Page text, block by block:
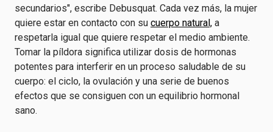
secundarios", escribe Debusquat. Cada vez más, la mujer
quiere estar en contacto con su cuerpo natural, a
respetarla igual que quiere respetar el medio ambiente.
Tomar la píldora significa utilizar dosis de hormonas
potentes para interferir en un proceso saludable de su
cuerpo: el ciclo, la ovulación y una serie de buenos
efectos que se consiguen con un equilibrio hormonal
sano.